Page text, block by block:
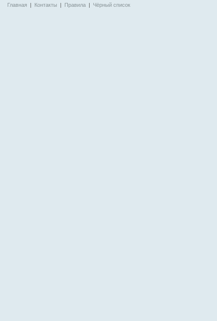
Главная | Контакты | Правила | Чёрный список